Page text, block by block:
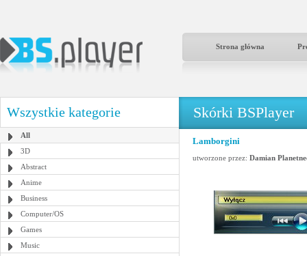
Strona główna
Wszystkie kategorie
All
3D
Abstract
Anime
Business
Computer/OS
Games
Music
Skórki BSPlayer
Lamborgini
utworzone przez: Damian